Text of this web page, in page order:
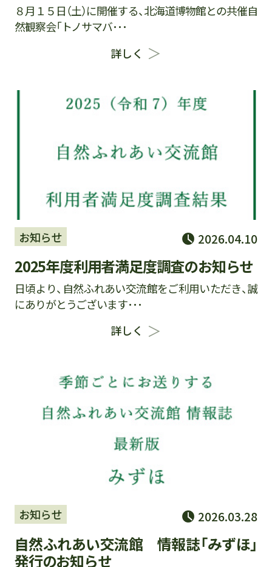
８月１５日（土）に開催する、北海道博物館との共催自
然観察会「トノサマバ･･･
詳しく
お知らせ 2026.04.10
2025年度利用者満足度調査のお知らせ
日頃より、自然ふれあい交流館をご利用いただき、誠
にありがとうございます･･･
詳しく
お知らせ 2026.03.28
自然ふれあい交流館 情報誌「みずほ」
発行のお知らせ